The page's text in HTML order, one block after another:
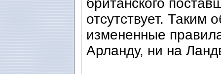
британского
отсутствует.
измененные
Арланду, ни на